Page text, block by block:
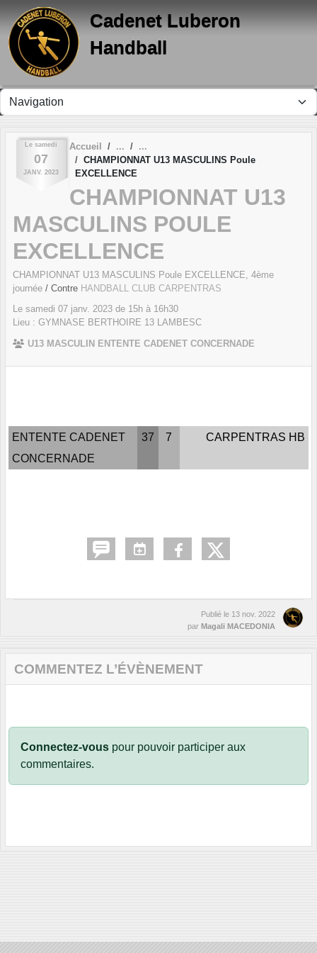
Cadenet Luberon
Handball
Le samedi
07
JANV. 2023
Accueil
CHAMPIONNAT U13 MASCULINS Poule
EXCELLENCE
CHAMPIONNAT U13
MASCULINS POULE
EXCELLENCE
CHAMPIONNAT U13 MASCULINS Poule EXCELLENCE, 4ème
journée / Contre HANDBALL CLUB CARPENTRAS
Le samedi 07 janv. 2023 de 15h à 16h30
Lieu : GYMNASE BERTHOIRE 13 LAMBESC
U13 MASCULIN ENTENTE CADENET CONCERNADE
ENTENTE CADENET
CONCERNADE
37 7 CARPENTRAS HB
Publié le 13 nov. 2022
par Magali MACEDONIA
COMMENTEZ L’ÉVÈNEMENT
Connectez-vous pour pouvoir participer aux
commentaires.
Panneau de gestion des cookies